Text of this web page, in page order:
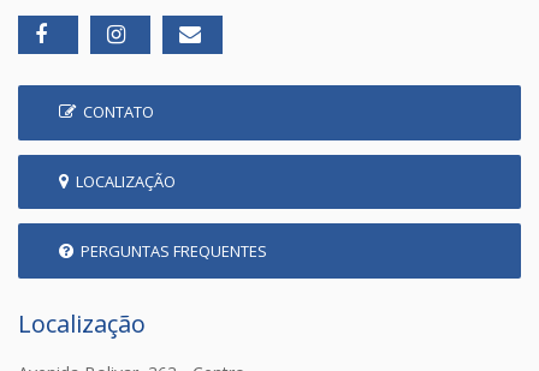
CONTATO
LOCALIZAÇÃO
PERGUNTAS FREQUENTES
Localização